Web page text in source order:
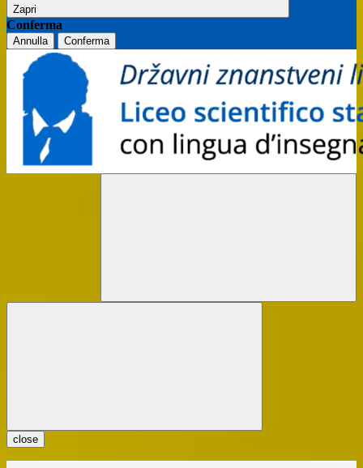
Zapri
Conferma
Annulla Conferma
close